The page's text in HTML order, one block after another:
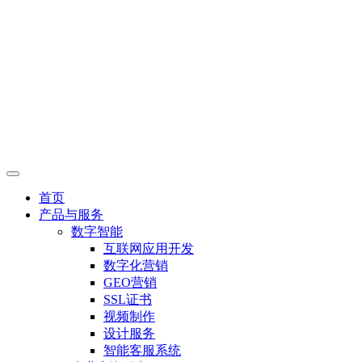
首页
产品与服务
数字智能
互联网应用开发
数字化营销
GEO营销
SSL证书
视频制作
设计服务
智能客服系统